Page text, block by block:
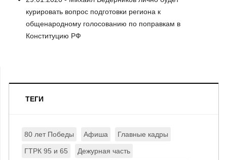
курировать вопрос подготовки региона к
общенародному голосованию по поправкам в
Конституцию РФ
ТЕГИ
80 лет Победы Афиша Главные кадры
ГТРК 95 и 65 Дежурная часть